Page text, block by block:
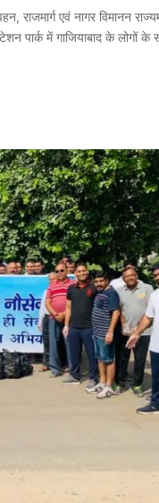
राजमार्ग एवं नागर विमानन
पार्क में गाजियाबाद के लोगों के